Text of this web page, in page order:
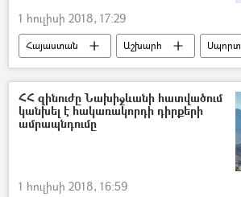
1 հուլիսի 2018, 17:29
Հայաստան Աշխարհ
Սպորտ
մշակույթ
Ռուսաստան
ՀՀ զինուժը Նախիջևանի հատվածում
կանխել է հակառակորդի դիրքերի
ամրապնդումը
1 հուլիսի 2018, 16:59